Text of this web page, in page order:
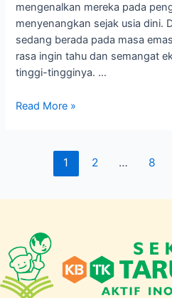
mengenalkan mereka pada
menyenangkan sejak usia dini.
sedang berada pada masa
rasa ingin tahu dan semangat
tinggi-tingginya. …
Read More »
1 2 … 8